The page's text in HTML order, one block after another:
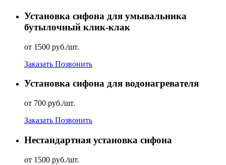
Установка сифона для умывальника
бутылочный клик-клак
от 1500 руб./шт.
Заказать Позвонить
Установка сифона для водонагревателя
от 700 руб./шт.
Заказать Позвонить
Нестандартная установка сифона
от 1500 руб./шт.